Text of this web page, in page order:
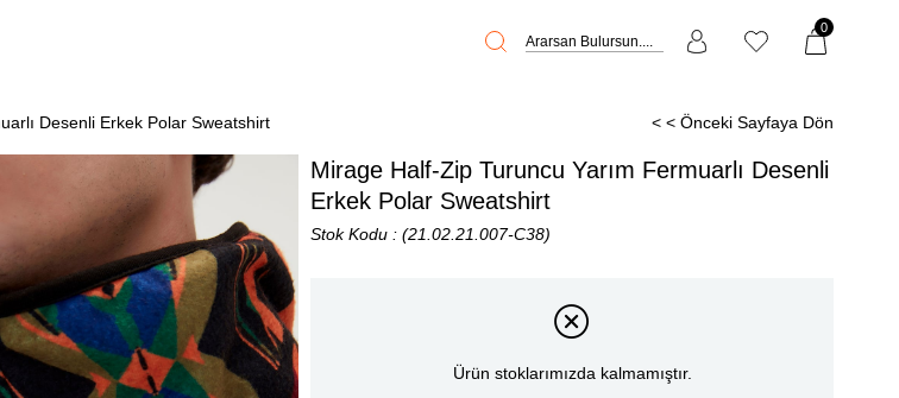
0
Desenli Erkek Polar Sweatshirt < < Önceki Sayfaya Dön
Mirage Half-Zip Turuncu Yarım Fermuarlı Desenli
Erkek Polar Sweatshirt
Stok Kodu (21.02.21.007-C38)
Ürün stoklarımızda kalmamıştır.